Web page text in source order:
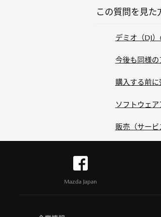
この質問を見た
デミオ（DJ
今後も同様の
購入する前
ソフトウェ
販売（サービ
Mazda Japan